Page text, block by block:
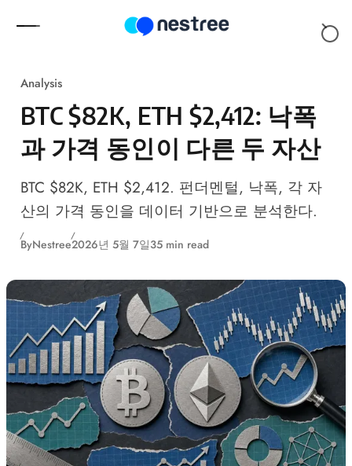
Analysis
BTC $82K, ETH $2,412: 낙폭
과 가격 동인이 다른 두 자산
BTC $82K, ETH $2,412. 펀더멘털, 낙폭, 각 자
산의 가격 동인을 데이터 기반으로 분석한다.
ByNestree2026년 5월 7일35 min read